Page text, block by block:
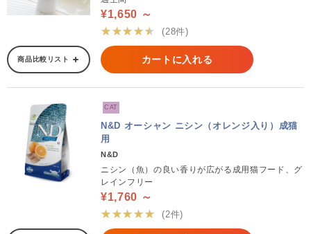
¥1,650 ～
★★★★★
(28件)
商品比較リスト カートに入れる
CAT
N&D オーシャン ニシン（オレンジ入り）成猫
用
N&D
ニシン（魚）の良い香りが広がる成用猫フード、グ
レインフリー
¥1,760 ～
★★★★★
(2件)